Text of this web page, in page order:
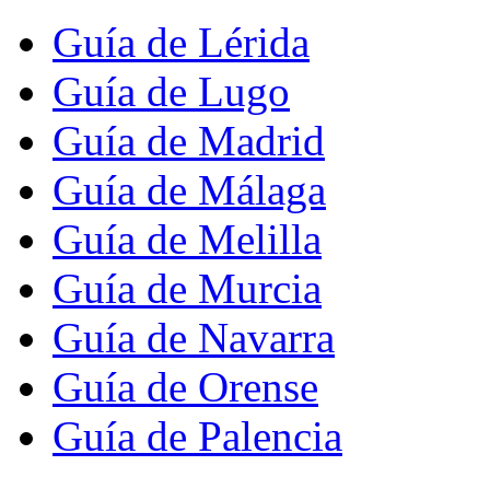
Guía de Lérida
Guía de Lugo
Guía de Madrid
Guía de Málaga
Guía de Melilla
Guía de Murcia
Guía de Navarra
Guía de Orense
Guía de Palencia